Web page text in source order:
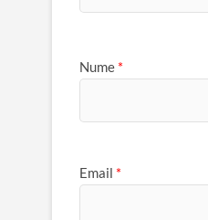
Nume *
Email *